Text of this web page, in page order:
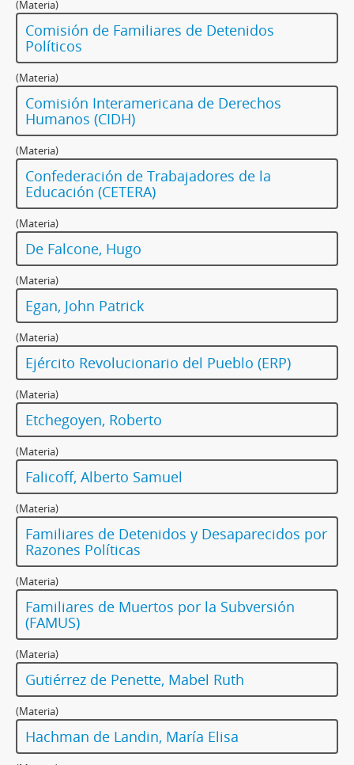
(Materia)
Comisión de Familiares de Detenidos
Políticos
(Materia)
Comisión Interamericana de Derechos
Humanos (CIDH)
(Materia)
Confederación de Trabajadores de la
Educación (CETERA)
(Materia)
De Falcone, Hugo
(Materia)
Egan, John Patrick
(Materia)
Ejército Revolucionario del Pueblo (ERP)
(Materia)
Etchegoyen, Roberto
(Materia)
Falicoff, Alberto Samuel
(Materia)
Familiares de Detenidos y Desaparecidos por
Razones Políticas
(Materia)
Familiares de Muertos por la Subversión
(FAMUS)
(Materia)
Gutiérrez de Penette, Mabel Ruth
(Materia)
Hachman de Landin, María Elisa